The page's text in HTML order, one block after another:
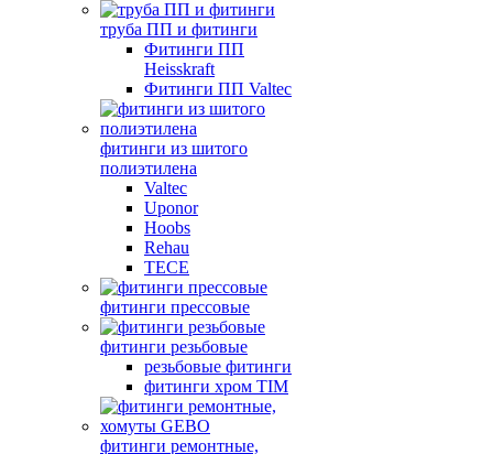
труба ПП и фитинги
Фитинги ПП
Heisskraft
Фитинги ПП Valtec
фитинги из шитого
полиэтилена
Valtec
Uponor
Hoobs
Rehau
TECE
фитинги прессовые
фитинги резьбовые
резьбовые фитинги
фитинги хром TIM
фитинги ремонтные,